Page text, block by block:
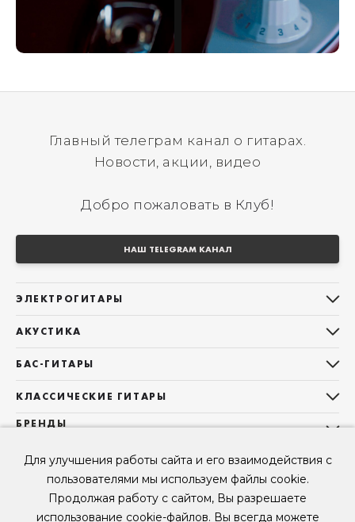
Для улучшения работы сайта и его взаимодействия с
пользователями мы используем файлы cookie.
Продолжая работу с сайтом, Вы разрешаете
использование cookie-файлов. Вы всегда можете
Главный телеграм канал о гитарах.
Новости, акции, видео
Добро пожаловать в Клуб!
НАШ TELEGRAM КАНАЛ
ЭЛЕКТРОГИТАРЫ
Telecaster
Les Paul
Superstrat
АКУСТИКА
Фолки (ОМ, 000, 00)
Гранд Аудиториум
Б/У, уцененные гитары
БАС-ГИТАРЫ
Precision Bass
Б/У, уцененные гитары
КЛАССИЧЕСКИЕ ГИТАРЫ
Все классические гитары
Б/У, уцененные гитары
БРЕНДЫ
Sigma Guitars
Enya Guitars
Fender
Контакты
Мы в Telegram
Мы в ВК